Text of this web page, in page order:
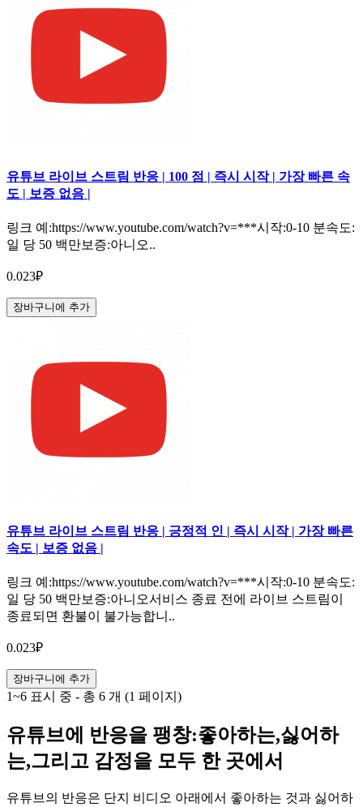
유튜브 라이브 스트림 반응 | 100 점 | 즉시 시작 | 가장 빠른 속
도 | 보증 없음 |
링크 예:https://www.youtube.com/watch?v=***시작:0-10 분속도:
일 당 50 백만보증:아니오..
0.023₽
장바구니에 추가
유튜브 라이브 스트림 반응 | 긍정적 인 | 즉시 시작 | 가장 빠른
속도 | 보증 없음 |
링크 예:https://www.youtube.com/watch?v=***시작:0-10 분속도:
일 당 50 백만보증:아니오서비스 종료 전에 라이브 스트림이
종료되면 환불이 불가능합니..
0.023₽
장바구니에 추가
1~6 표시 중 - 총 6 개 (1 페이지)
유튜브에 반응을 팽창:좋아하는,싫어하
는,그리고 감정을 모두 한 곳에서
유튜브의 반응은 단지 비디오 아래에서 좋아하는 것과 싫어하